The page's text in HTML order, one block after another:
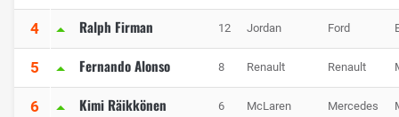
4 Ralph Firman 12 Jordan Ford
5 Fernando Alonso 8 Renault Renault
6 Kimi Räikkönen 6 McLaren Mercedes